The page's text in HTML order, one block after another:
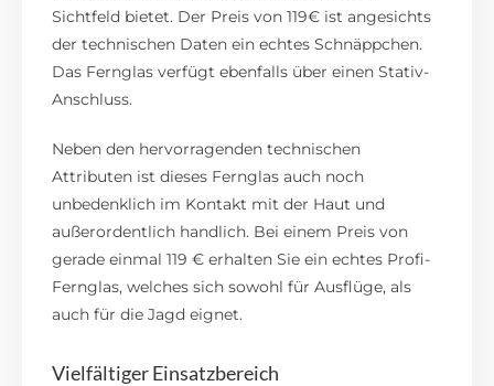
Sichtfeld bietet. Der Preis von 119€ ist angesichts
der technischen Daten ein echtes Schnäppchen.
Das Fernglas verfügt ebenfalls über einen Stativ-
Anschluss.
Neben den hervorragenden technischen
Attributen ist dieses Fernglas auch noch
unbedenklich im Kontakt mit der Haut und
außerordentlich handlich. Bei einem Preis von
gerade einmal 119 € erhalten Sie ein echtes Profi-
Fernglas, welches sich sowohl für Ausflüge, als
auch für die Jagd eignet.
Vielfältiger Einsatzbereich